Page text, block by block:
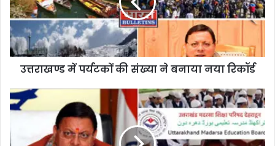
उत्तराखण्ड में पर्यटकों की संख्या ने बनाया नया रिकॉर्ड